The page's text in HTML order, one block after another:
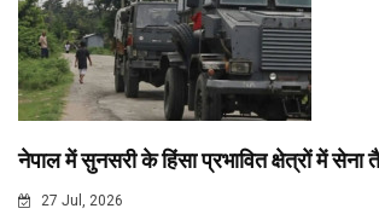
नेपाल में सुनसरी के हिंसा प्रभावित क्षेत्रों में सेना
27 Jul, 2026